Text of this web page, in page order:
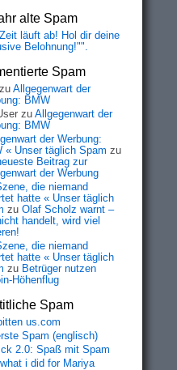
alte Spam
läuft ab! Hol dir deine
Belohnung!"".
Spam
zu Allgegenwart der
BMW
zu Allgegenwart der
BMW
der Werbung:
« Unser täglich Spam zu
Beitrag zur
der Werbung
die niemand
hatte « Unser täglich
zu Olaf Scholz warnt –
handelt, wird viel
die niemand
hatte « Unser täglich
zu Betrüger nutzen
Höhenflug
Spam
us.com
Spam (englisch)
2.0: Spaß mit Spam
what i did for Mariya